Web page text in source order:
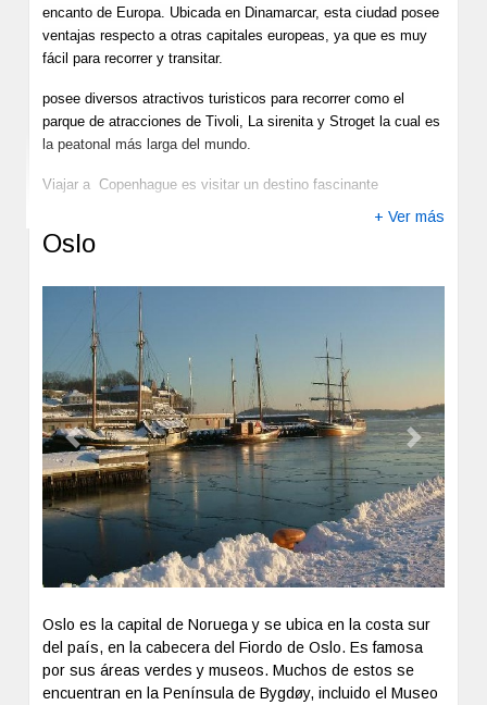
encanto de Europa. Ubicada en Dinamarcar, esta ciudad posee
ventajas respecto a otras capitales europeas, ya que es muy
fácil para recorrer y transitar.
posee diversos atractivos turisticos para recorrer como el
parque de atracciones de Tivoli, La sirenita y Stroget la cual es
la peatonal más larga del mundo.
Viajar a Copenhague es visitar un destino fascinante
+ Ver más
Oslo
Previous Next
Oslo es la capital de Noruega y se ubica en la costa sur
del país, en la cabecera del Fiordo de Oslo. Es famosa
por sus áreas verdes y museos. Muchos de estos se
encuentran en la Península de Bygdøy, incluido el Museo